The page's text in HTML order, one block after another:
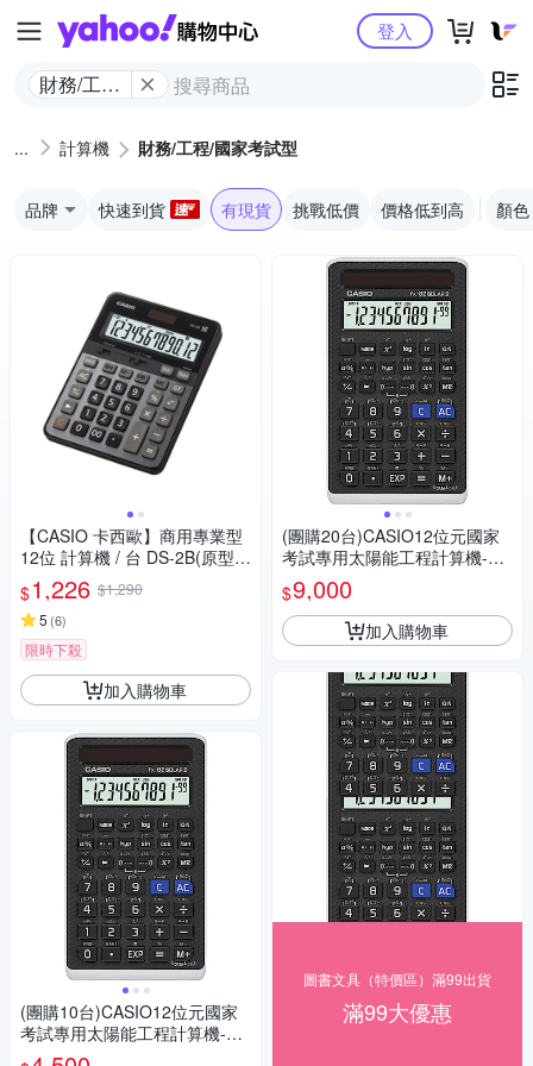
Yahoo購物中心
財務/工程/
型
登入
計算機 財務/工程/國家考試型
品牌 快速到貨 有現貨 挑戰低價 價格低到高 顏色
【CASIO 卡西歐】商用專業型
12位 計算機 / 台 DS-2B(原型號
DS-2TS)
$1,226 $1,290
5 (6)
限時下殺
加入購物車
(團購10台)CASIO12位元國家
考試專用太陽能工程計算機-FX
-82SOLARII
(團購20台)CASIO12位元國家
考試專用太陽能工程計算機-FX
-82SOLARII
$9,000
加入購物車
圖書文具（特價區）滿99出貨
滿99大優惠